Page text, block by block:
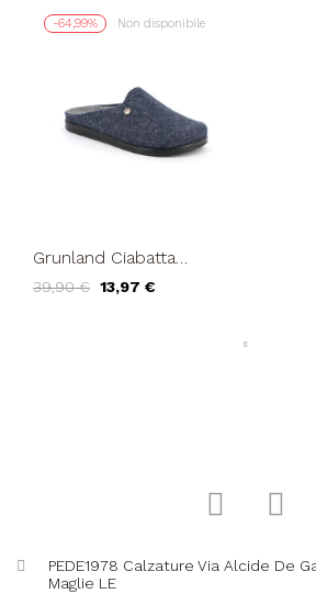
-64,99% Non disponibile
Grunland Ciabatta
Estraibile Feltro Blu
39,90 € 13,97 €
PEDE1978 Calzature Via Alcide De
Maglie LE